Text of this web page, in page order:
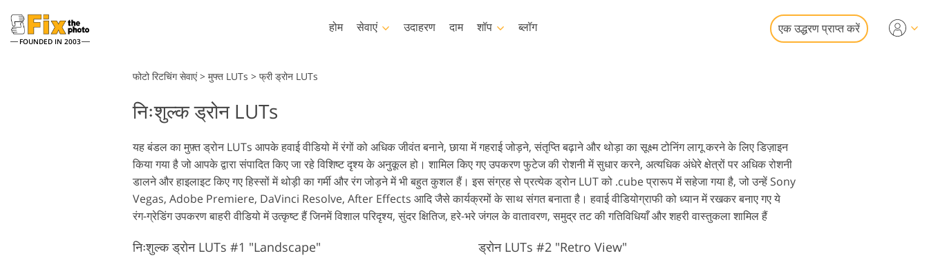
FOUNDED IN 2003
होम सेवाएं उदाहरण दाम शॉप
Lightroom
लाइटरूम प्रीसेट
बेस्ट डील प्रीसेट
मोबाइल संग्रह
फोटोशॉप ओवरले
फोटोशॉप बनावट
Ps क्रियाएँ संपूर्ण संग्रह
पीएस पूरे संग्रह को ओवरले करता है
वेलेंटाइन डे कार्ड
शादी के निमंत्रण
बच्चों के जन्मदिन का निमंत्रण
ब्लॉग एक उद्धरण प्राप्त करें
फोटो रिटचिंग सेवाएं> मुफ्त LUTs > फ्री ड्रोन LUTs
निःशुल्क ड्रोन LUTs
यह बंडल का मुफ़्त ड्रोन LUTs आपके हवाई वीडियो में रंगों को अधिक जीवंत बनाने, छाया में गहराई जोड़ने, संतृप्ति बढ़ाने और थोड़ा का सूक्ष्म टोनिंग लागू करने के लिए डिज़ाइन
किया गया है जो आपके द्वारा संपादित किए जा रहे विशिष्ट दृश्य के अनुकूल हो। शामिल किए गए उपकरण फुटेज की रोशनी में सुधार करने, अत्यधिक अंधेरे क्षेत्रों पर अधिक रोशनी
डालने और हाइलाइट किए गए हिस्सों में थोड़ी का गर्मी और रंग जोड़ने में भी बहुत कुशल हैं। इस संग्रह से प्रत्येक ड्रोन LUT को .cube प्रारूप में सहेजा गया है, जो उन्हें Sony
Vegas, Adobe Premiere, DaVinci Resolve, After Effects आदि जैसे कार्यक्रमों के साथ संगत बनाता है। हवाई वीडियोग्राफी को ध्यान में रखकर बनाए गए ये
रंग-ग्रेडिंग उपकरण बाहरी वीडियो में उत्कृष्ट हैं जिनमें विशाल परिदृश्य, सुंदर क्षितिज, हरे-भरे जंगल के वातावरण, समुद्र तट की गतिविधियाँ और शहरी वास्तुकला शामिल हैं
निःशुल्क ड्रोन LUTs #1 "Landscape" ड्रोन LUTs #2 "Retro View"